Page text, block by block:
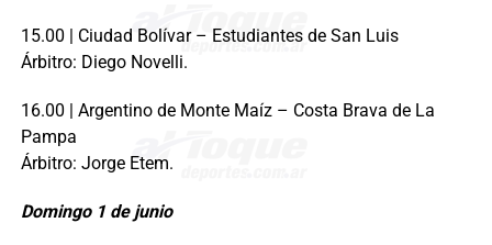
15.00 | Ciudad Bolívar – Estudiantes de San Luis
Árbitro: Diego Novelli.
16.00 | Argentino de Monte Maíz – Costa Brava de La
Pampa
Árbitro: Jorge Etem.
Domingo 1 de junio